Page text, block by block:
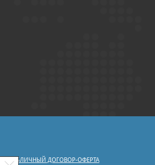
| ПУБЛИЧНЫЙ ДОГОВОР-ОФЕРТА